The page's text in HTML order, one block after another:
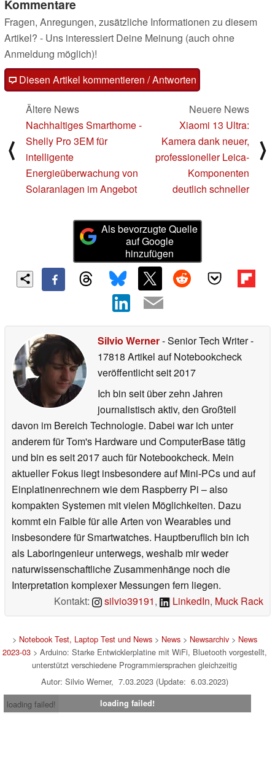
Kommentare
Fragen, Anregungen, zusätzliche Informationen zu diesem
Artikel? - Uns interessiert Deine Meinung (auch ohne
Anmeldung möglich)!
Diesen Artikel kommentieren / Antworten
⟨
Ältere News
Nachhaltiges Smarthome -
Shelly Pro 3EM für
intelligente
Energieüberwachung von
Solaranlagen im Angebot
Neuere News
Xiaomi 13 Ultra:
Kamera dank neuer,
professioneller Leica-
Komponenten
deutlich schneller
⟩
Als bevorzugte Quelle
auf Google
hinzufügen
Silvio Werner- Senior Tech Writer-
17818 Artikel auf Notebookcheck
veröffentlichtseit 2017
Ich bin seit über zehn Jahren
journalistisch aktiv, den Großteil
davon im Bereich Technologie. Dabei war ich unter
anderem für Tom's Hardware und ComputerBase tätig
und bin es seit 2017 auch für Notebookcheck. Mein
aktueller Fokus liegt insbesondere auf Mini-PCs und auf
Einplatinenrechnern wie dem Raspberry Pi – also
kompakten Systemen mit vielen Möglichkeiten. Dazu
kommt ein Faible für alle Arten von Wearables und
insbesondere für Smartwatches. Hauptberuflich bin ich
als Laboringenieur unterwegs, weshalb mir weder
naturwissenschaftliche Zusammenhänge noch die
Interpretation komplexer Messungen fern liegen.
Kontakt:
silvio39191, LinkedIn, Muck Rack
> Notebook Test, Laptop Test und News> News> Newsarchiv> News
2023-03> Arduino: Starke Entwicklerplatine mit WiFi, Bluetooth vorgestellt,
unterstützt verschiedene Programmiersprachen gleichzeitig
Autor: Silvio Werner, 7.03.2023 (Update: 6.03.2023)
loading failed!
loading failed!